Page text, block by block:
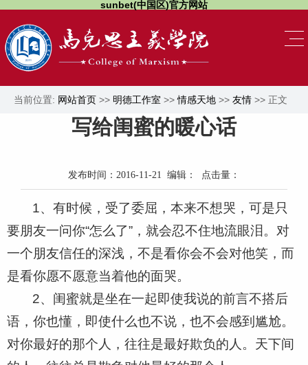
sunbet(中国区)官方网站
当前位置: 网站首页 >> 明德工作室 >>情感天地 >> 友情 >> 正文
写给闺蜜的暖心话
发布时间：2016-11-21 编辑： 点击量：
1、有时候，受了委屈，本来不想哭，可是只
要朋友一问你“怎么了”，就会忍不住地流眼泪。对
一个朋友信任的深浅，不是看你会不会对他笑，而
是看你愿不愿意当着他的面哭。
2、闺蜜就是坐在一起即使我说的前言不搭后
语，你也懂，即使什么也不说，也不会感到尴尬。
对你最好的那个人，往往是最好欺负的人。天下间